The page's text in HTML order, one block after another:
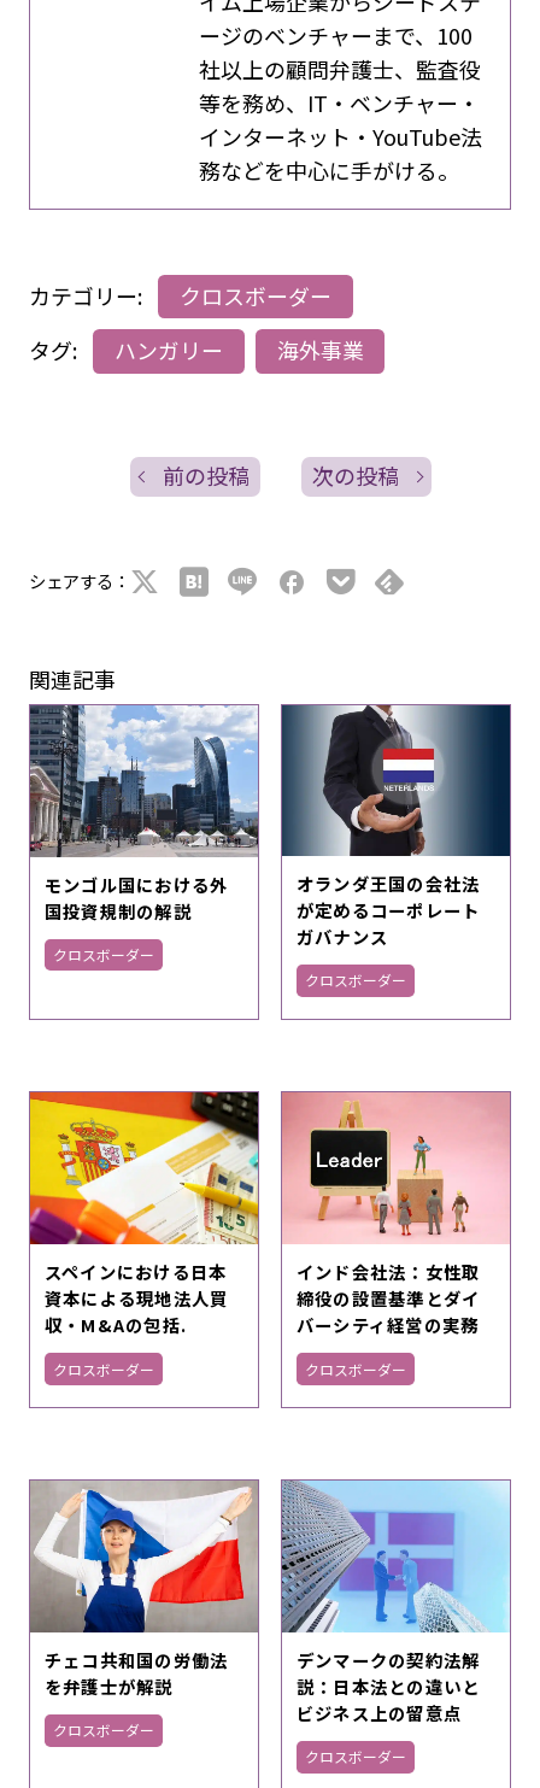
ージのベンチャーまで、100
社以上の顧問弁護士、監査役
等を務め、IT・ベンチャー・
インターネット・YouTube法
務などを中心に手がける。
カテゴリー:
クロスボーダー
タグ:
ハンガリー 海外事業
前の投稿 次の投稿
シェアする：
関連記事
モンゴル国における外
国投資規制の解説
クロスボーダー
オランダ王国の会社法
が定めるコーポレート
ガバナンス
クロスボーダー
スペインにおける日本
資本による現地法人買
収・M&Aの包括.
クロスボーダー
インド会社法：女性取
締役の設置基準とダイ
バーシティ経営の実務
クロスボーダー
チェコ共和国の労働法
を弁護士が解説
クロスボーダー
デンマークの契約法解
説：日本法との違いと
ビジネス上の留意点
クロスボーダー